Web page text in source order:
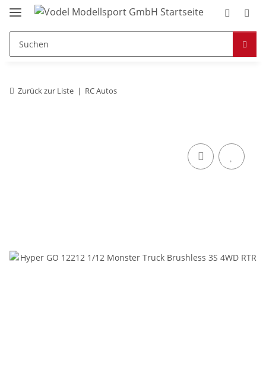
Zurück zur Liste RC Autos